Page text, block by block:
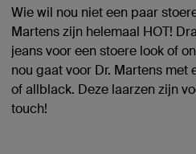
Wie wil nou niet een paar
Martens zijn helemaal HOT!
jeans voor een stoere look of
nou gaat voor Dr. Martens
of allblack. Deze laarzen zijn
touch!